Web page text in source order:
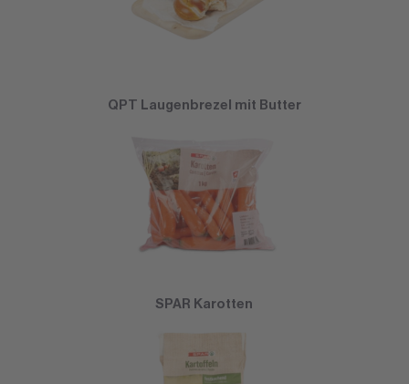
QPT Laugenbrezel mit Butter
SPAR Karotten